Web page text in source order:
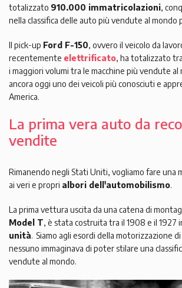
totalizzato 910.000 immatricolazioni,
nella classifica delle auto più vendute al mondo
Il pick-up Ford F-150, ovvero il veicolo da
recentemente elettrificato, ha totalizzato
i maggiori volumi tra le macchine più vendute al
ancora oggi uno dei veicoli più conosciuti e
America.
La prima vera auto da
vendite
Rimanendo negli Stati Uniti, vogliamo fare una
ai veri e propri albori dell'automobilismo.
La prima vettura uscita da una catena di
Model T, è stata costruita tra il 1908 e il 1927
unità. Siamo agli esordi della motorizzazione di
nessuno immaginava di poter stilare una
vendute al mondo.